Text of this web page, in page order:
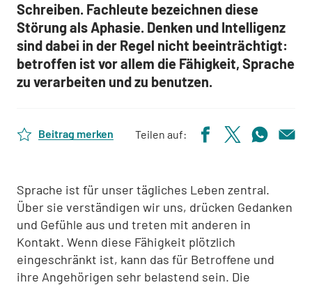
Schreiben. Fachleute bezeichnen diese
Störung als Aphasie. Denken und Intelligenz
sind dabei in der Regel nicht beeinträchtigt:
betroffen ist vor allem die Fähigkeit, Sprache
zu verarbeiten und zu benutzen.
Beitrag merken Teilen auf:
Sprache ist für unser tägliches Leben zentral.
Über sie verständigen wir uns, drücken Gedanken
und Gefühle aus und treten mit anderen in
Kontakt. Wenn diese Fähigkeit plötzlich
eingeschränkt ist, kann das für Betroffene und
ihre Angehörigen sehr belastend sein. Die